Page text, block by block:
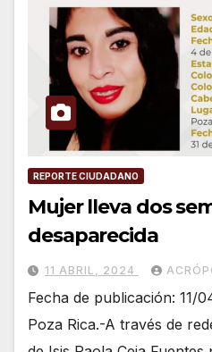
REPORTE CIUDADANO
Mujer lleva dos
desaparecida
11 ABRIL, 2024
Fecha de publicación: 11/
Poza Rica.-A través de